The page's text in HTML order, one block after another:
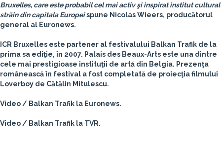
Bruxelles, care este probabil cel mai activ şi inspirat institut cultural
străin din capitala Europeispune Nicolas Wieers, producătorul
general al Euronews.
ICR Bruxelles este partener al festivalului Balkan Trafik de la
prima sa ediţie, în 2007. Palais des Beaux-Arts este una dintre
cele mai prestigioase instituţii de artă din Belgia. Prezenţa
românească în festival a fost completată de proiecţia filmului
Loverboy de Cătălin Mitulescu.
Video / Balkan Trafik la Euronews.
Video / Balkan Trafik la TVR.